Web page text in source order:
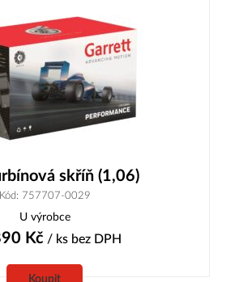
skříň (1,06)
Kód: 757707‑0029
U výrobce
Kč/ ks bez DPH
Koupit